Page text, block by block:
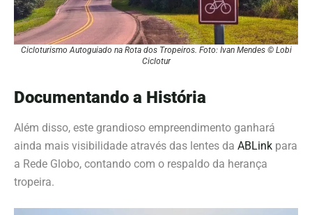
Cicloturismo Autoguiado na Rota dos Tropeiros. Foto: Ivan Mendes © Lobi
Ciclotur
Documentando a História
Além disso, este grandioso empreendimento ganhará
ainda mais visibilidade através das lentes da ABLink para
a Rede Globo, contando com o respaldo da herança
tropeira.